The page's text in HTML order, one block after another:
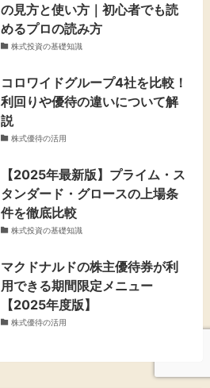
の見方と使い方｜初心者でも読
めるプロの読み方
株式投資の基礎知識
コロワイドグループ4社を比較！
利回りや優待の違いについて解
説
株式優待の活用
【2025年最新版】プライム・ス
タンダード・グロースの上場条
件を徹底比較
株式投資の基礎知識
マクドナルドの株主優待券が利
用できる期間限定メニュー
【2025年度版】
株式優待の活用